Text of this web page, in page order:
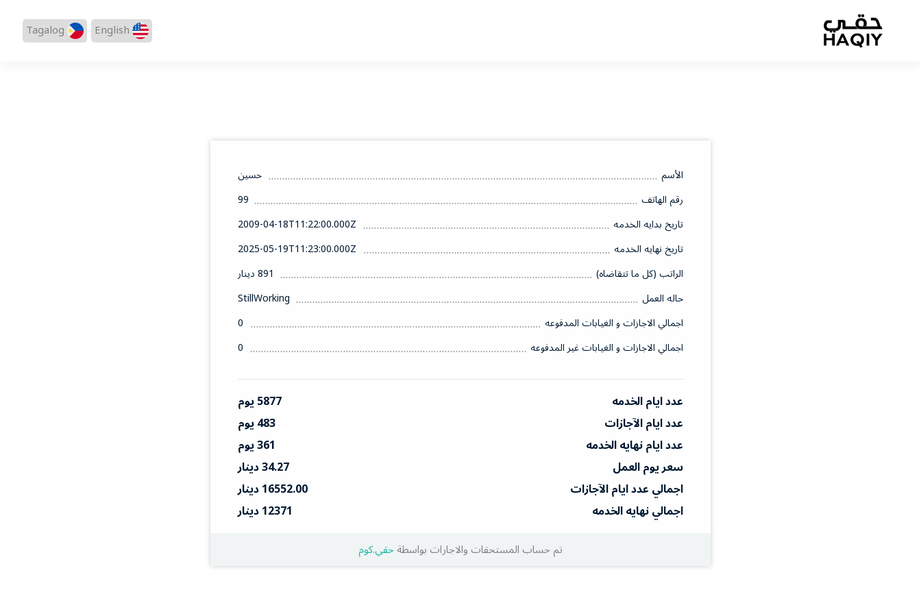
English
Tagalog
الأسم
حسين
رقم الهاتف
99
تاريخ بدايه الخدمه
2009-04-18T11:22:00.000Z
تاريخ نهايه الخدمه
2025-05-19T11:23:00.000Z
الراتب (كل ما تتقاضاه)
891 دينار
حاله العمل
StillWorking
اجمالي الاجازات و الغيابات المدفوعه
0
اجمالي الاجازات و الغيابات غير المدفوعه
0
عدد ايام الخدمه
5877 يوم
عدد ايام الآجازات
483 يوم
عدد ايام نهايه الخدمه
361 يوم
سعر يوم العمل
34.27 دينار
اجمالي عدد ايام الآجازات
16552.00 دينار
اجمالي نهايه الخدمه
12371 دينار
تم حساب المستحقات والاجارات بواسطةحقي.كوم